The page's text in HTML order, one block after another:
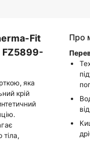
Fit
FZ5899-
яка
крій
Про